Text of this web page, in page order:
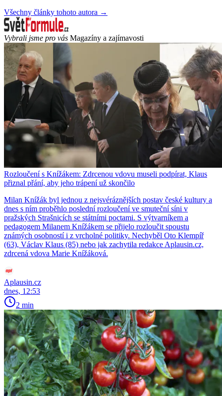
Všechny články tohoto autora →
Vybrali jsme pro vás Magazíny a zajímavosti
Rozloučení s Knížákem: Zdrcenou vdovu museli podpírat, Klaus
přiznal přání, aby jeho trápení už skončilo
Milan Knížák byl jednou z nejsvéráznějších postav české kultury a
dnes s ním proběhlo poslední rozloučení ve smuteční síni v
pražských Strašnicích se státními poctami. S výtvarníkem a
pedagogem Milanem Knížákem se přijelo rozloučit spoustu
známých osobností i z vrcholné politiky. Nechyběl Oto Klempíř
(63), Václav Klaus (85) nebo jak zachytila redakce Aplausin.cz,
zdrcená vdova Marie Knížáková.
Aplausin.cz
dnes, 12:53
2 min